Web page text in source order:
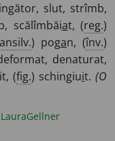
slut, strîmb,
scălîmbăiat, (reg.)
) pogan, (înv.)
denaturat,
(fig.) schingiuit. (O
LauraGellner